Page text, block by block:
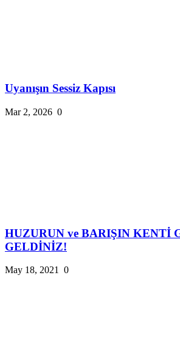
Uyanışın Sessiz Kapısı
Mar 2, 2026 0
HUZURUN ve BARIŞIN KENTİ
GELDİNİZ!
May 18, 2021 0